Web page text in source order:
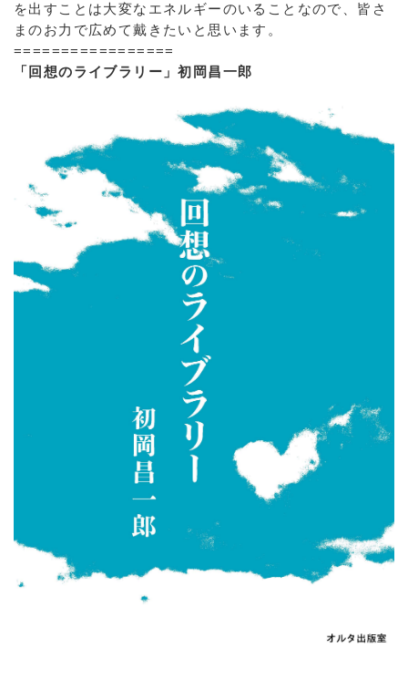
を出すことは大変なエネルギーのいることなので、皆さ
まのお力で広めて戴きたいと思います。
=================
「回想のライブラリー」初岡昌一郎